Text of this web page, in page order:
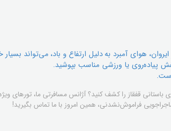
هوای آمبرد به دلیل ارتفاع و باد، می‌تواند
پیاده‌روی یا ورزشی مناسب بپوشید.
باستانی قفقاز را کشف کنید؟ آژانس مسافرتی ما، تورهای
ماجراجویی فراموش‌نشدنی، همین امروز با ما تماس بگیرید!